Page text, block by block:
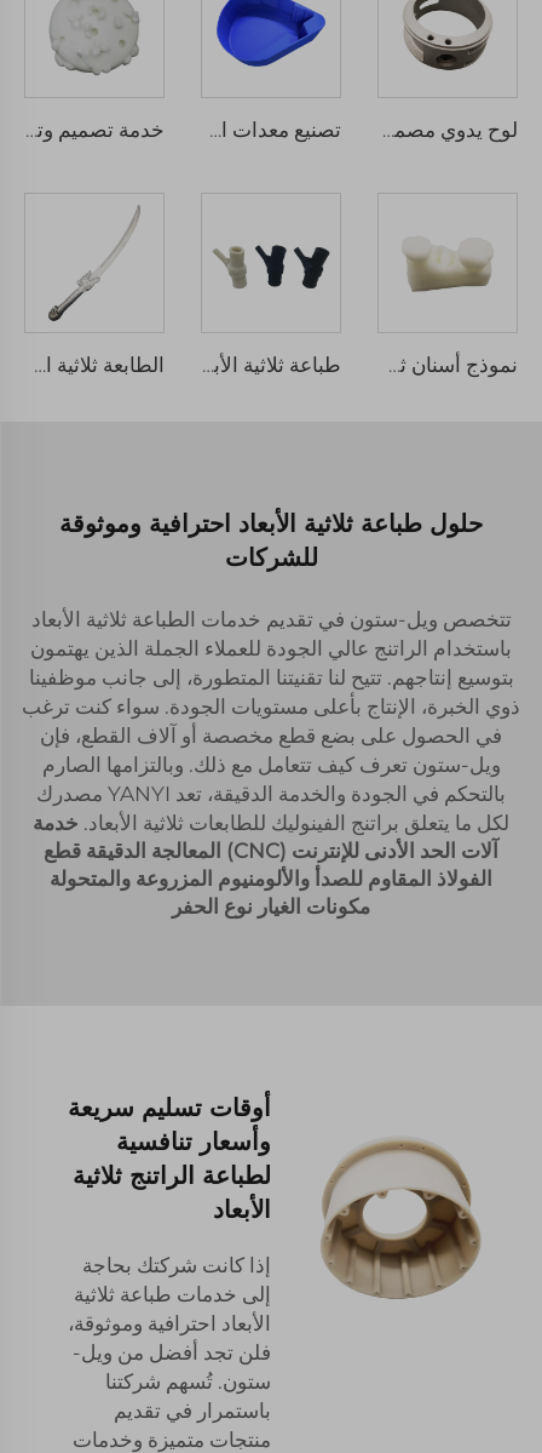
لوح يدوي مصمم صناعي مع خدمة التصميم السريع للنموذج تصنيع معدات الأصل (OEM) مخصص SLA SLS SLM FDM MJF خدمة الطباعة ثلاثية الأبعاد بدقة عالية النموذج الأولي السريع الصناعي تشمل عملية التصنيع الدقيقة خدمة تصميم وتصنيع أجزاء من الراتينج باستخدام الطباعة ثلاثية الأبعاد بتقنية SLA مع خدمات تصنيع النماذج الأولية السريعة
نموذج أسنان ثلاثي الأبعاد مخصص باستخدام راتينج حساس للضوء بتقنية SLA لصناعة الأسنان باستخدام التصنيع بالليزر طباعة ثلاثية الأبعاد ABS نايلون SLA SLS ريزين بروتотايبينغ سريع حسب الطلب بواسطة مصنعين بروتوتايب بلاستيكي الطابعة ثلاثية الأبعاد لأجزاء معدنية من الفولاذ المقاوم للصدأ النموذج السريع
حلول طباعة ثلاثية الأبعاد احترافية وموثوقة
للشركات
تتخصص ويل-ستون في تقديم خدمات الطباعة ثلاثية الأبعاد
باستخدام الراتنج عالي الجودة للعملاء الجملة الذين يهتمون
بتوسيع إنتاجهم. تتيح لنا تقنيتنا المتطورة، إلى جانب موظفينا
ذوي الخبرة، الإنتاج بأعلى مستويات الجودة. سواء كنت ترغب
في الحصول على بضع قطع مخصصة أو آلاف القطع، فإن
ويل-ستون تعرف كيف تتعامل مع ذلك. وبالتزامها الصارم
بالتحكم في الجودة والخدمة الدقيقة، تعد YANYI مصدرك
لكل ما يتعلق براتنج الفينوليك للطابعات ثلاثية الأبعاد. خدمة
آلات الحد الأدنى للإنترنت (CNC) المعالجة الدقيقة قطع
الفولاذ المقاوم للصدأ والألومنيوم المزروعة والمتحولة
مكونات الغيار نوع الحفر
أوقات تسليم سريعة
وأسعار تنافسية
لطباعة الراتنج ثلاثية
الأبعاد
إذا كانت شركتك بحاجة
إلى خدمات طباعة ثلاثية
الأبعاد احترافية وموثوقة،
فلن تجد أفضل من ويل-
ستون. تُسهم شركتنا
باستمرار في تقديم
منتجات متميزة وخدمات